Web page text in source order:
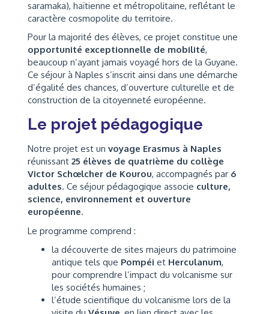
saramaka), haïtienne et métropolitaine, reflétant le
caractère cosmopolite du territoire.
Pour la majorité des élèves, ce projet constitue une
opportunité exceptionnelle de mobilité,
beaucoup n’ayant jamais voyagé hors de la Guyane.
Ce séjour à Naples s’inscrit ainsi dans une démarche
d’égalité des chances, d’ouverture culturelle et de
construction de la citoyenneté européenne.
Le projet pédagogique
Notre projet est un voyage Erasmus à Naples
réunissant 25 élèves de quatrième du collège
Victor Schœlcher de Kourou, accompagnés par 6
adultes. Ce séjour pédagogique associe culture,
science, environnement et ouverture
européenne.
Le programme comprend :
la découverte de sites majeurs du patrimoine
antique tels que Pompéi et Herculanum,
pour comprendre l’impact du volcanisme sur
les sociétés humaines ;
l’étude scientifique du volcanisme lors de la